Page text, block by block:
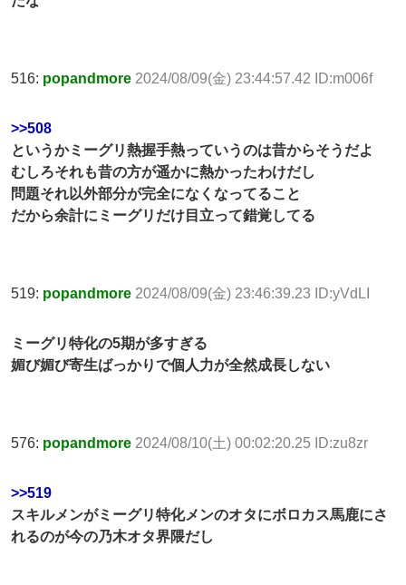
516: popandmore 2024/08/09(金) 23:44:57.42 ID:m006f
>>508
というかミーグリ熱握手熱っていうのは昔からそうだよ
むしろそれも昔の方が遥かに熱かったわけだし
問題それ以外部分が完全になくなってること
だから余計にミーグリだけ目立って錯覚してる
519: popandmore 2024/08/09(金) 23:46:39.23 ID:yVdLI
ミーグリ特化の5期が多すぎる
媚び媚び寄生ばっかりで個人力が全然成長しない
576: popandmore 2024/08/10(土) 00:02:20.25 ID:zu8zr
>>519
スキルメンがミーグリ特化メンのオタにボロカス馬鹿にさ
れるのが今の乃木オタ界隈だし